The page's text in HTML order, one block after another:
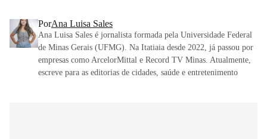
PorAna Luisa Sales
Ana Luisa Sales é jornalista formada pela Universidade Federal
de Minas Gerais (UFMG). Na Itatiaia desde 2022, já passou por
empresas como ArcelorMittal e Record TV Minas. Atualmente,
escreve para as editorias de cidades, saúde e entretenimento